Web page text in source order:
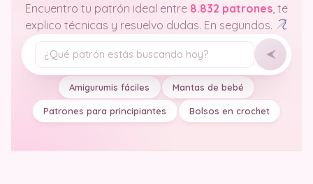
Encuentro tu patrón ideal entre 8.832 patrones , te
explico técnicas y resuelvo dudas. En segundos.
Tu pregunta
Amigurumis fáciles Mantas de bebé
Patrones para principiantes Bolsos en crochet